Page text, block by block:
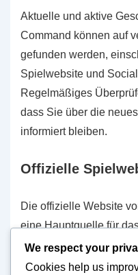
Aktuelle und aktive
Command können auf
gefunden werden,
Spielwebsite und
Regelmäßiges
dass Sie über die
informiert bleiben.
Offizielle
Die offizielle Website
eine Hauptquelle für
Geschenkcodes. Die
neue Codes während
We respect your
Cookies help us